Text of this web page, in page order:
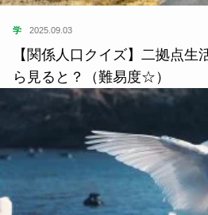
学 2025.09.03
【関係人口クイズ】二拠点生
ら見ると？（難易度☆）